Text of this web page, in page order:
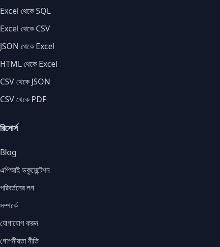
Excel থেকে SQL
Excel থেকে CSV
JSON থেকে Excel
HTML থেকে Excel
CSV থেকে JSON
CSV থেকে PDF
রিসোর্স
Blog
এপিআই ডকুমেন্টেশন
পরিবর্তনের লগ
সম্পর্কে
যোগাযোগ করুন
গোপনীয়তা নীতি